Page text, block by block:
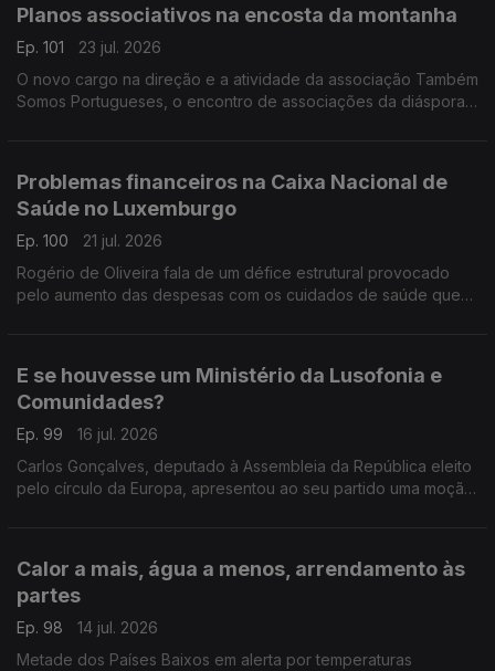
Planos associativos na encosta da montanha
Ep. 101
23 jul. 2026
O novo cargo na direção e a atividade da associação Também
Somos Portugueses, o encontro de associações da diáspora
Problemas financeiros na Caixa Nacional de
Saúde no Luxemburgo
Ep. 100
21 jul. 2026
Rogério de Oliveira fala de um défice estrutural provocado
pelo aumento das despesas com os cuidados de saúde que
E se houvesse um Ministério da Lusofonia e
Comunidades?
Ep. 99
16 jul. 2026
Carlos Gonçalves, deputado à Assembleia da República eleito
pelo círculo da Europa, apresentou ao seu partido uma moção
Calor a mais, água a menos, arrendamento às
partes
Ep. 98
14 jul. 2026
Metade dos Países Baixos em alerta por temperaturas